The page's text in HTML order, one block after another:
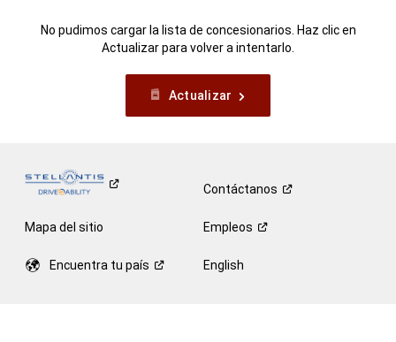
No pudimos cargar la lista de concesionarios. Haz clic en
Actualizar para volver a intentarlo.
Actualizar
Contáctanos
Mapa del sitio Empleos
Encuentra tu país English